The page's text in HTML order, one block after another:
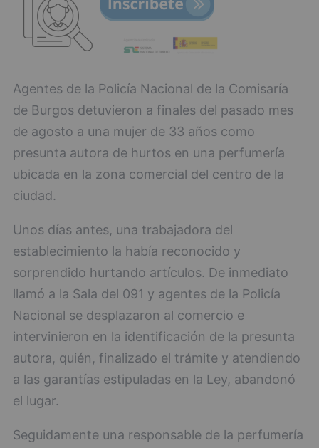
Agentes de la Policía Nacional de la Comisaría
de Burgos detuvieron a finales del pasado mes
de agosto a una mujer de 33 años como
presunta autora de hurtos en una perfumería
ubicada en la zona comercial del centro de la
ciudad.
Unos días antes, una trabajadora del
establecimiento la había reconocido y
sorprendido hurtando artículos. De inmediato
llamó a la Sala del 091 y agentes de la Policía
Nacional se desplazaron al comercio e
intervinieron en la identificación de la presunta
autora, quién, finalizado el trámite y atendiendo
a las garantías estipuladas en la Ley, abandonó
el lugar.
Seguidamente una responsable de la perfumería